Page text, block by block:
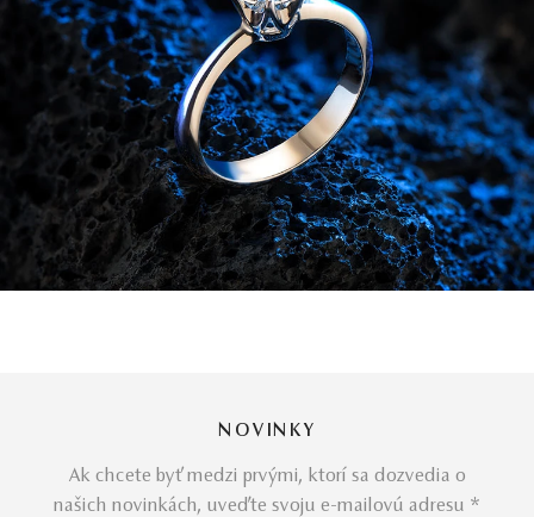
NOVINKY
Ak chcete byť medzi prvými, ktorí sa dozvedia o
našich novinkách, uveďte svoju e-mailovú adresu *